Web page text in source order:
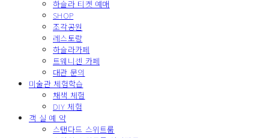
하슬라 티켓 예매
SHOP
조각공원
레스토랑
하슬라카페
트웨니센 카페
대관 문의
미술관 체험학습
채색 체험
DIY 체험
객 실 예 약
스탠다드 스위트룸